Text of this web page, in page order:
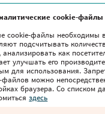
cookie-файлы
cookie-файлы необходимы в
подсчитывать
анализировать как
улучшать его
для использования.
файлов можно
браузера. Со списком
здесь